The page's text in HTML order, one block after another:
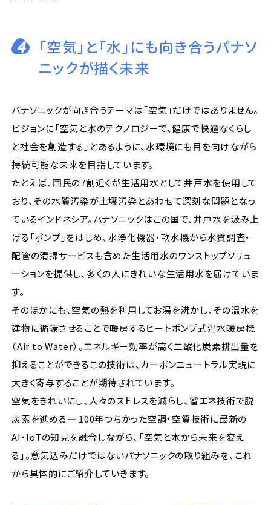
4
「空気」と「水」にも向き合うパナソ
ニックが描く未来
パナソニックが向き合うテーマは「空気」だけではありません。
ビジョンに「空気と水のテクノロジーで、健康で快適なくらし
と社会を創造する」とあるように、水環境にも目を向けながら
持続可能な未来を目指しています。
たとえば、国民の7割近くが生活用水として井戸水を使用して
おり、その水質汚染が土壌汚染とあわせて深刻な問題となっ
ているインドネシア。パナソニックはこの国で、井戸水を汲み上
げる「ポンプ」をはじめ、水浄化機器・軟水機から水質調査・
配管の清掃サービスも含めた生活用水のワンストップソリュ
ーションを提供し、多くの人にきれいな生活用水を届けていま
す。
そのほかにも、空気の熱を利用してお湯を沸かし、その温水を
建物に循環させることで暖房するヒートポンプ式温水暖房機
（Air to Water）。エネルギー効率が高く二酸化炭素排出量を
抑えることができるこの技術は、カーボンニュートラル実現に
大きく寄与することが期待されています。
空気をきれいにし、人々のストレスを減らし、省エネ技術で脱
炭素を進める— 100年つちかった空調・空質技術に最新の
AI・IoTの知見を融合しながら、「空気と水から未来を変え
る」。意気込みだけではないパナソニックの取り組みを、これ
から具体的にご紹介していきます。